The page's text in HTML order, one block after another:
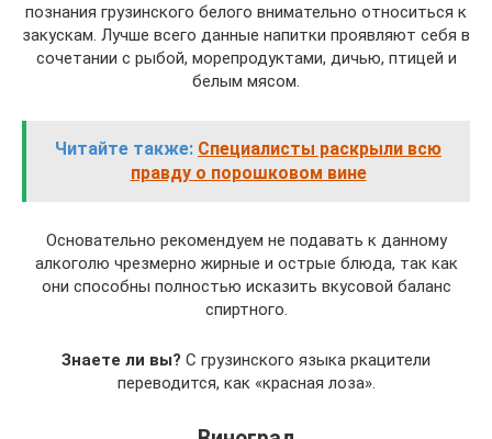
познания грузинского белого внимательно относиться к
закускам. Лучше всего данные напитки проявляют себя в
сочетании с рыбой, морепродуктами, дичью, птицей и
белым мясом.
Читайте также: Специалисты раскрыли всю
правду о порошковом вине
Основательно рекомендуем не подавать к данному
алкоголю чрезмерно жирные и острые блюда, так как
они способны полностью исказить вкусовой баланс
спиртного.
Знаете ли вы? С грузинского языка ркацители
переводится, как «красная лоза».